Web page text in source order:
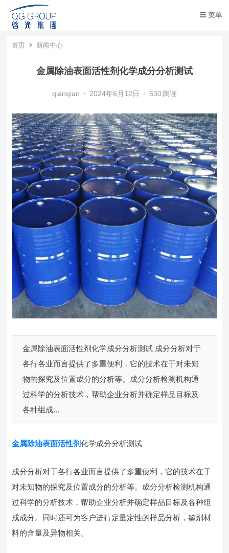
菜单
首页 新闻中心
金属除油表面活性剂化学成分分析测试
qianqian • 2024年6月12日 • 530 阅读
金属除油表面活性剂化学成分分析测试 成分分析对于
各行各业而言提供了多重便利，它的技术在于对未知
物的探究及位置成分的分析等。成分分析检测机构通
过科学的分析技术，帮助企业分析并确定样品目标及
各种组成...
金属除油表面活性剂化学成分分析测试
成分分析对于各行各业而言提供了多重便利，它的技术在于
对未知物的探究及位置成分的分析等。成分分析检测机构通
过科学的分析技术，帮助企业分析并确定样品目标及各种组
成成分。同时还可为客户进行定量定性的样品分析，鉴别材
料的含量及异物相关。